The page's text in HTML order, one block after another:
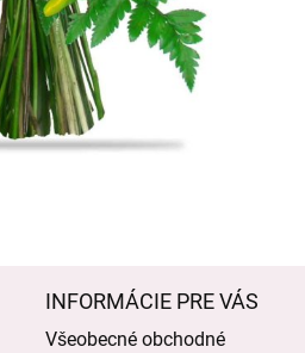
INFORMÁCIE PRE VÁS
Všeobecné obchodné